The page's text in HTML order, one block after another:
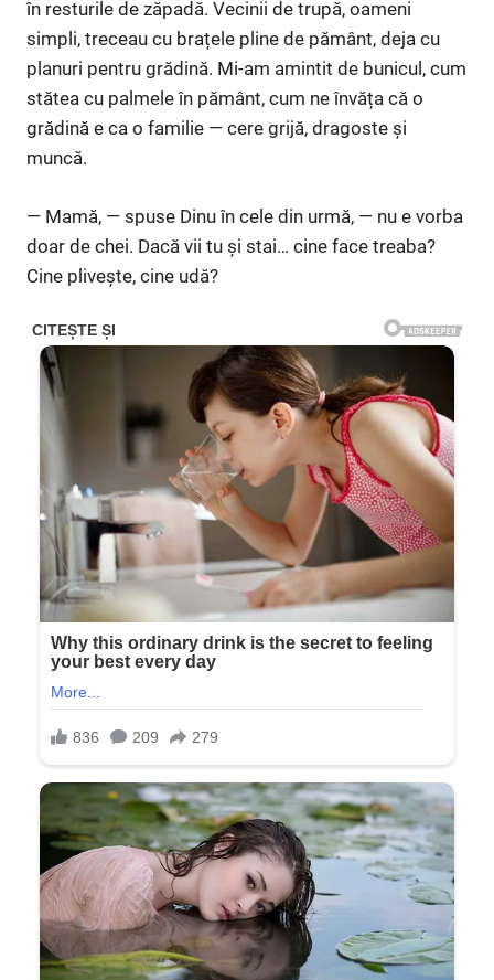
în resturile de zăpadă. Vecinii de trupă, oameni
simpli, treceau cu brațele pline de pământ, deja cu
planuri pentru grădină. Mi-am amintit de bunicul, cum
stătea cu palmele în pământ, cum ne învăța că o
grădină e ca o familie — cere grijă, dragoste și
muncă.
— Mamă, — spuse Dinu în cele din urmă, — nu e vorba
doar de chei. Dacă vii tu și stai… cine face treaba?
Cine plivește, cine udă?